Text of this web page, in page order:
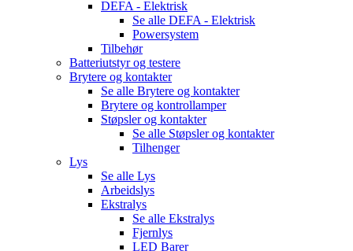
DEFA - Elektrisk
Se alle DEFA - Elektrisk
Powersystem
Tilbehør
Batteriutstyr og testere
Brytere og kontakter
Se alle Brytere og kontakter
Brytere og kontrollamper
Støpsler og kontakter
Se alle Støpsler og kontakter
Tilhenger
Lys
Se alle Lys
Arbeidslys
Ekstralys
Se alle Ekstralys
Fjernlys
LED Barer